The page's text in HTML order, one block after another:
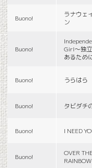
Buono!
ラナウェ
ン
Buono!
Girl〜独
あるため
Buono! うらはら
Buono! タビダチ
Buono! I NEED
Buono!
OVER THE
RAINBOW